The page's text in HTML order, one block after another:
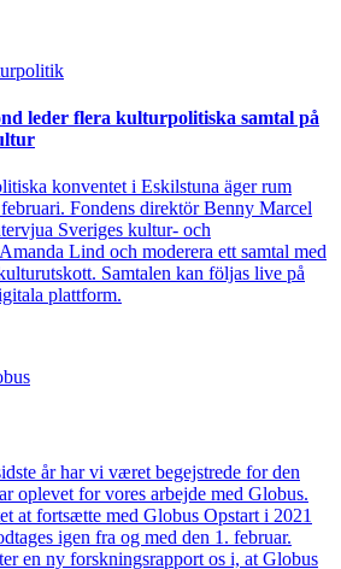
leder flera kulturpolitiska samtal på
konventet i Eskilstuna äger rum
Fondens direktör Benny Marcel
Sveriges kultur- och
Lind och moderera ett samtal med
Samtalen kan följas live på
plattform.
år har vi været begejstrede for den
oplevet for vores arbejde med Globus.
at fortsætte med Globus Opstart i 2021
igen fra og med den 1. februar.
en ny forskningsrapport os i, at Globus